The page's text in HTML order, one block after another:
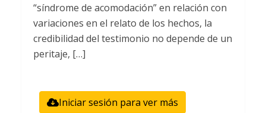
“síndrome de acomodación” en relación con
variaciones en el relato de los hechos, la
credibilidad del testimonio no depende de un
peritaje, […]
Iniciar sesión para ver más